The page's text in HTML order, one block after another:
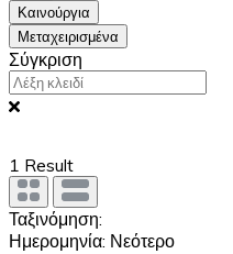
Καινούργια
Μεταχειρισμένα
Σύγκριση
1 Result
Ταξινόμηση:
Ημερομηνία: Νεότερο